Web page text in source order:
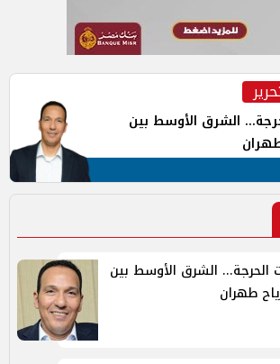
الشرق الأوسط بين
الحرجة... الشرق الأوسط بين
طهران